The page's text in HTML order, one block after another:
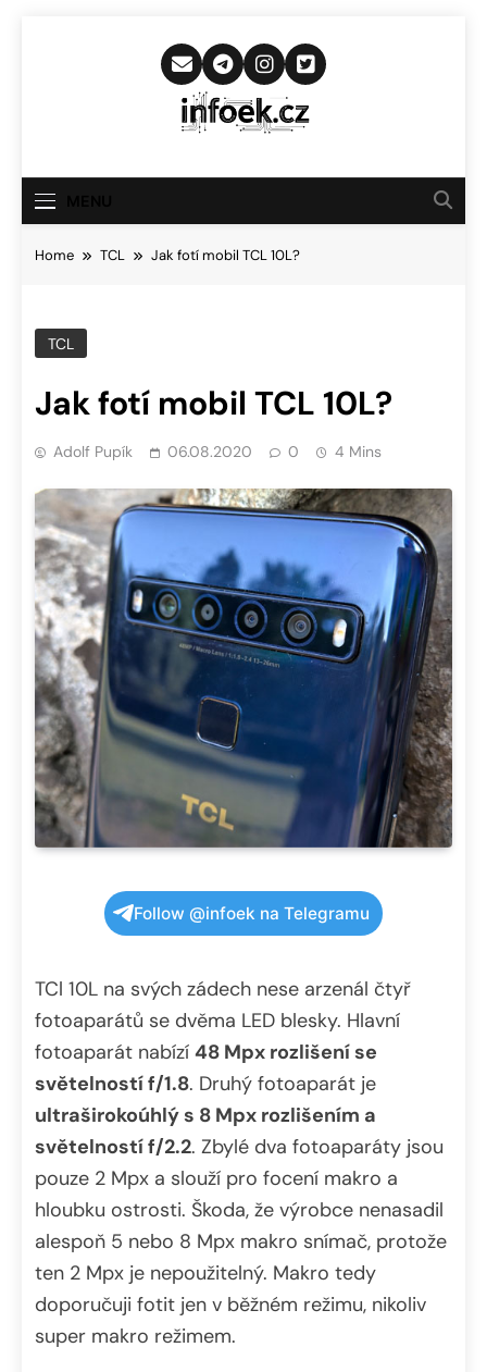
Infoek.cz
Novinkám
Home TCL Jak fotí mobil TCL 10L?
TCL
Jak fotí mobil TCL 10L?
Adolf Pupík 06.08.2020 0 4 Mins
Follow @infoek na Telegramu
TCl 10L na svých zádech nese arzenál čtyř
fotoaparátů se dvěma LED blesky. Hlavní
fotoaparát nabízí 48 Mpx rozlišení se
světelností f/1.8. Druhý fotoaparát je
ultraširokoúhlý s 8 Mpx rozlišením a
světelností f/2.2. Zbylé dva fotoaparáty jsou
pouze 2 Mpx a slouží pro focení makro a
hloubku ostrosti. Škoda, že výrobce nenasadil
alespoň 5 nebo 8 Mpx makro snímač, protože
ten 2 Mpx je nepoužitelný. Makro tedy
doporučuji fotit jen v běžném režimu, nikoliv
super makro režimem.